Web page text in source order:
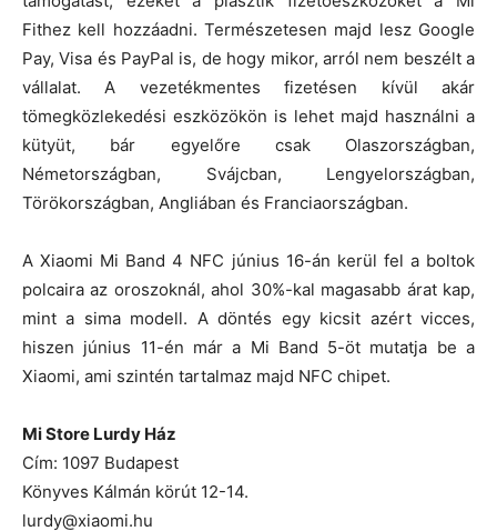
Fithez kell hozzáadni. Természetesen majd lesz Google
Pay, Visa és PayPal is, de hogy mikor, arról nem beszélt a
vállalat. A vezetékmentes fizetésen kívül akár
tömegközlekedési eszközökön is lehet majd használni a
kütyüt, bár egyelőre csak Olaszországban,
Németországban, Svájcban, Lengyelországban,
Törökországban, Angliában és Franciaországban.
A Xiaomi Mi Band 4 NFC június 16-án kerül fel a boltok
polcaira az oroszoknál, ahol 30%-kal magasabb árat kap,
mint a sima modell. A döntés egy kicsit azért vicces,
hiszen június 11-én már a Mi Band 5-öt mutatja be a
Xiaomi, ami szintén tartalmaz majd NFC chipet.
Mi Store Lurdy Ház
Cím: 1097 Budapest
Könyves Kálmán körút 12-14.
lurdy@xiaomi.hu